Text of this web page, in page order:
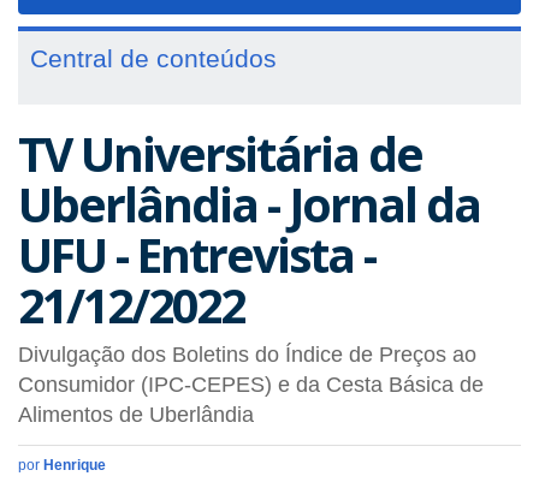
Central de conteúdos
TV Universitária de
Uberlândia - Jornal da
UFU - Entrevista -
21/12/2022
Divulgação dos Boletins do Índice de Preços ao
Consumidor (IPC-CEPES) e da Cesta Básica de
Alimentos de Uberlândia
por Henrique